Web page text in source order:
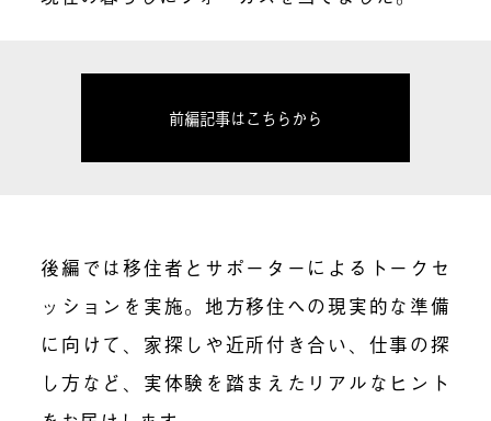
前編記事はこちらから
後編では移住者とサポーターによるトークセ
ッションを実施。 地方移住への現実的な準備
に向けて、 家探しや近所付き合い、仕事の探
し方など、実体験を踏まえたリアルな ヒント